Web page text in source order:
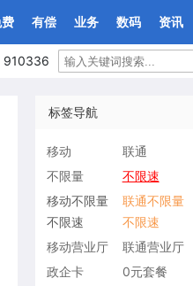
有偿 业务 数码 资讯
910336
标签导航
移动 联通
不限量
不限速
移动不限量
不限速
联通不限量
不限速
移动营业厅
联通营业厅
政企卡
0元套餐